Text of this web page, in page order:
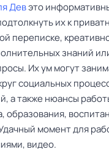
Девэто
их к
переписке,
знаний
Их ум могут
социальных
а также нюансы
образования,
момент для
видео.